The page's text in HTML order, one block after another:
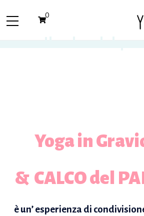
0
Il calco del
Yoga in
& CALCO del
è un’ esperienza di